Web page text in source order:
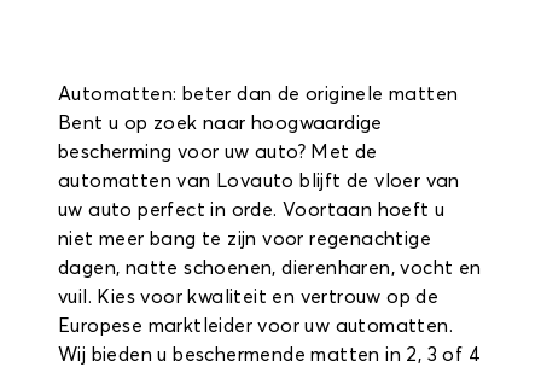
Automatten: beter dan de originele matten
Bent u op zoek naar hoogwaardige
bescherming voor uw auto? Met de
automatten van Lovauto blijft de vloer van
uw auto perfect in orde. Voortaan hoeft u
niet meer bang te zijn voor regenachtige
dagen, natte schoenen, dierenharen, vocht en
vuil. Kies voor kwaliteit en vertrouw op de
Europese marktleider voor uw automatten.
Wij bieden u beschermende matten in 2, 3 of 4